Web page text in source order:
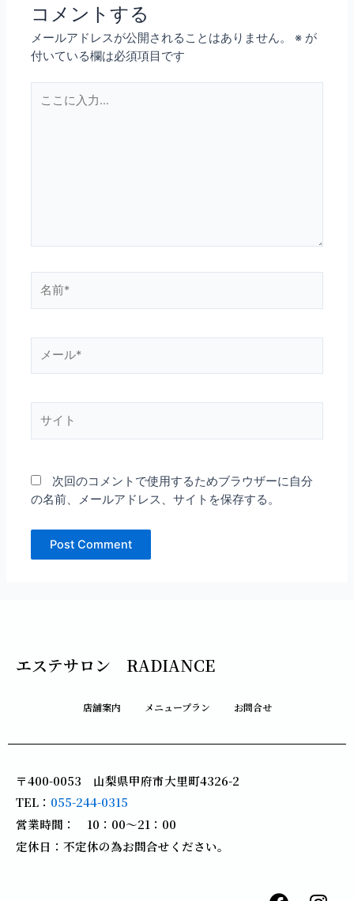
コメントする
メールアドレスが公開されることはありません。 ※ が
付いている欄は必須項目です
こ
前
ー
*
次回のコメントで使用するためブラウザーに自分
の名前、メールアドレス、サイトを保存する。
エステサロン RADIANCE
店舗案内 メニュープラン お問合せ
〒400-0053 山梨県甲府市大里町4326-2
TEL： 055-244-0315
営業時間： 10：00～21：00
定休日：不定休の為お問合せください。
F
I